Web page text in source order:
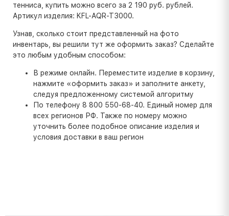
тенниса, купить можно всего за 2 190 руб. рублей.
Артикул изделия: KFL-AQR-T3000.
Узнав, сколько стоит представленный на фото
инвентарь, вы решили тут же оформить заказ? Сделайте
это любым удобным способом:
В режиме онлайн. Переместите изделие в корзину,
нажмите «оформить заказ» и заполните анкету,
следуя предложенному системой алгоритму
По телефону 8 800 550-68-40. Единый номер для
всех регионов РФ. Также по номеру можно
уточнить более подобное описание изделия и
условия доставки в ваш регион